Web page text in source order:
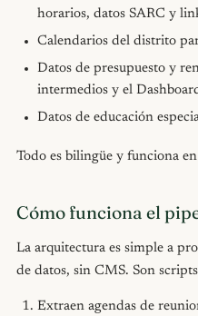
horarios, datos SARC y
Calendarios del distrito
Datos de presupuesto y
intermedios y el
Datos de educación
Todo es bilingüe y funciona
Cómo funciona el
La arquitectura es simple a
de datos, sin CMS. Son
Extraen agendas de